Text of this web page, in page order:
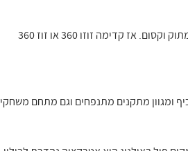
הפתיעו את הילדים עם אטרקציות חדשות ותיהנו כל כך לצפות בהם נהנים, משחקים וצוחקים את אותו צחוק מתוק וקסום. אז קדימה זוזו 360 או זוז 360
ומגוון מתקנים מתנפחים וגם מתחם משחקי